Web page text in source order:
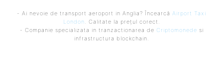
- Ai nevoie de transport aeroport in Anglia? Încearcă Airport Taxi
London. Calitate la prețul corect.
- Companie specializata in tranzactionarea de Criptomonede si
infrastructura blockchain.